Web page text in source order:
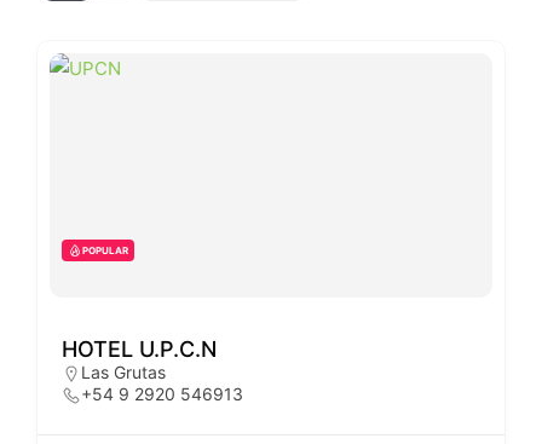
POPULAR
HOTEL U.P.C.N
Las Grutas
+54 9 2920 546913